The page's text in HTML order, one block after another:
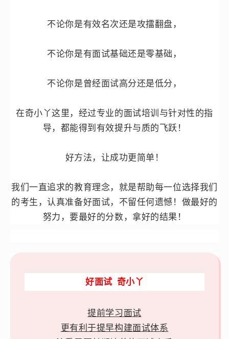
不论你是有效名次还是攻擂翻盘，
不论你是有面试基础还是零基础，
不论你是曾经面试高分还是低分，
在奇小丫这里，经过专业的面试培训与针对性的指
导，都能得到有效提升与质的飞跃！
好方法 ，让成功更简单！
我们一直追求的教育理念，就是帮助每一位选择我们
的考生，认真准备好面试，不留任何遗憾！做最好的
努力，要最好的分数，拿好的结果！
好面试 奇小丫
提前学习面试
更有利于提早构建面试体系